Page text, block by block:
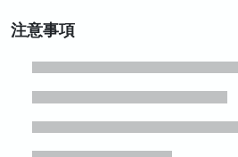
注意事項